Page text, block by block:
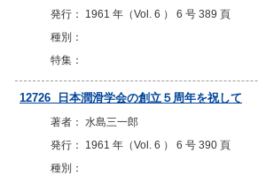
発行： 1961 年（Vol. 6 ） 6 号 389 頁
種別：
特集：
12726 日本潤滑学会の創立５周年を祝して
著者： 水島三一郎
発行： 1961 年（Vol. 6 ） 6 号 390 頁
種別：